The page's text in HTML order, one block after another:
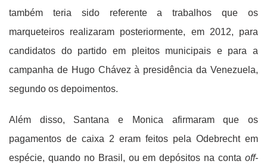
também teria sido referente a trabalhos que os
marqueteiros realizaram posteriormente, em 2012, para
candidatos do partido em pleitos municipais e para a
campanha de Hugo Chávez à presidência da Venezuela,
segundo os depoimentos.
Além disso, Santana e Monica afirmaram que os
pagamentos de caixa 2 eram feitos pela Odebrecht em
espécie, quando no Brasil, ou em depósitos na conta off-